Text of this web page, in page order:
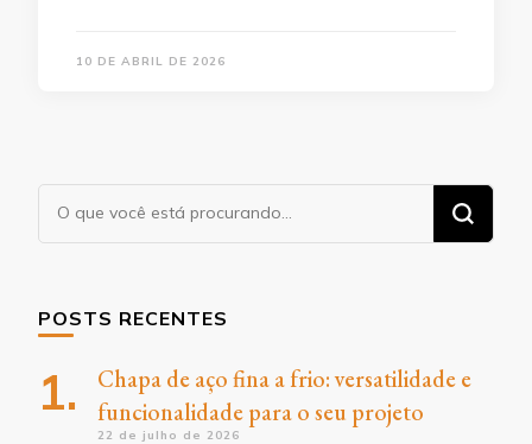
10 DE ABRIL DE 2026
Procurando
algo?
POSTS RECENTES
Chapa de aço fina a frio: versatilidade e
funcionalidade para o seu projeto
22 de julho de 2026